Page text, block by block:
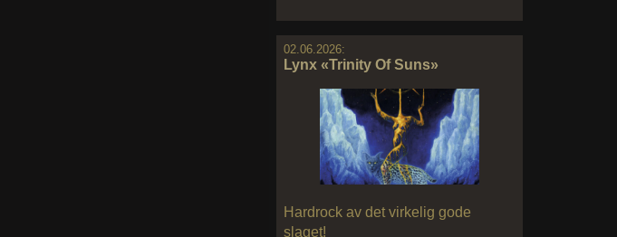
02.06.2026:
Lynx «Trinity Of Suns»
Hardrock av det virkelig gode
slaget!